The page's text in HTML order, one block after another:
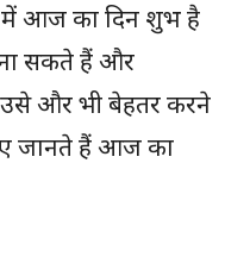
में आज का दिन शुभ है
सकते हैं और
उसे और भी बेहतर करने
जानते हैं आज का